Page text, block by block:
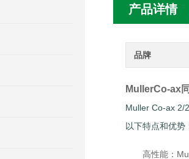
AC-MOTOREN电机FCPA 71B-2参数介绍
产品详情
品牌
MullerCo-ax
Muller Co-ax 2/
以下特点和优势
高性能：